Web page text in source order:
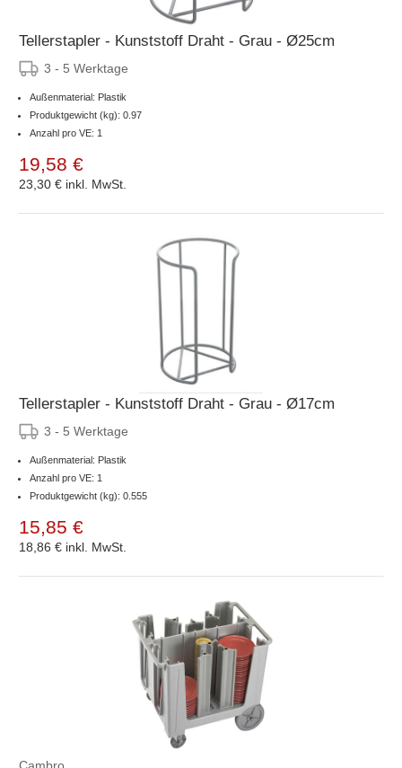
Tellerstapler - Kunststoff Draht - Grau - Ø25cm
3 - 5 Werktage
Außenmaterial: Plastik
Produktgewicht (kg): 0.97
Anzahl pro VE: 1
19,58 €
23,30 € inkl. MwSt.
Tellerstapler - Kunststoff Draht - Grau - Ø17cm
3 - 5 Werktage
Außenmaterial: Plastik
Anzahl pro VE: 1
Produktgewicht (kg): 0.555
15,85 €
18,86 € inkl. MwSt.